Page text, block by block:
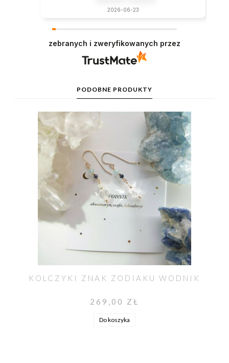
2026-06-23
zebranych i zweryfikowanych przez
PODOBNE PRODUKTY
KOLCZYKI ZNAK ZODIAKU WODNIK
269,00 ZŁ
Do koszyka